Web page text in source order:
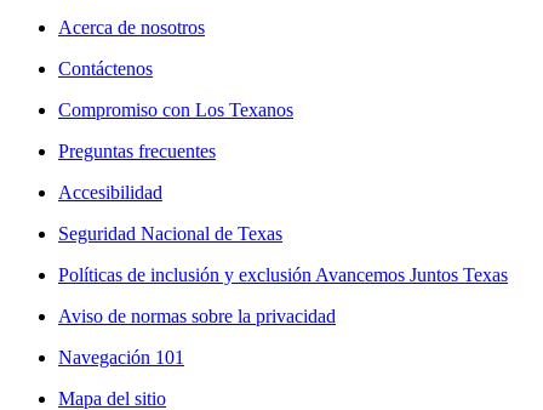
Acerca de nosotros
Contáctenos
Compromiso con Los Texanos
Preguntas frecuentes
Accesibilidad
Seguridad Nacional de Texas
Políticas de inclusión y exclusión Avancemos Juntos Texas
Aviso de normas sobre la privacidad
Navegación 101
Mapa del sitio